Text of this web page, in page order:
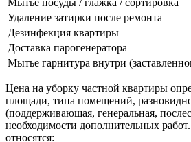
Мытьё посуды / глажка / сортировка
Удаление затирки после ремонта
Дезинфекция квартиры
Доставка парогенератора
Мытье гарнитура внутри
Цена на уборку частной квартиры
площади, типа помещений,
(поддерживающая, генеральная,
необходимости дополнительных
относятся: